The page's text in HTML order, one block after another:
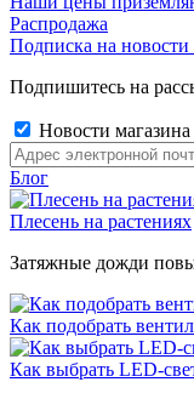
Распродажа
Подписка на новости
Подпишитесь на
Новости магазина
Блог
Плесень на растениях
Затяжные дожди
Как подобрать
Как выбрать LED-